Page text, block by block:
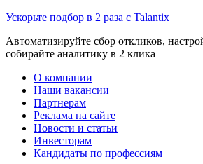
Ускорьте подбор в 2 раза с Talantix
Автоматизируйте сбор откликов,
собирайте аналитику в 2 клика
О компании
Наши вакансии
Партнерам
Реклама на сайте
Новости и статьи
Инвесторам
Кандидаты по профессиям